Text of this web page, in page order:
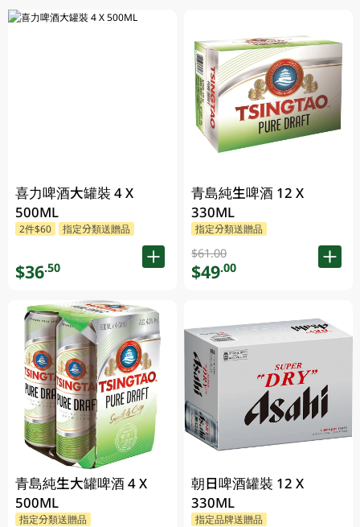
喜力啤酒大罐裝 4 X
500ML
2件$60 指定分類送贈品
$36.50
青島純生大罐啤酒 4 X
500ML
指定分類送贈品
青島純生啤酒 12 X
330ML
指定分類送贈品
$61.00
$49.00
朝日啤酒罐裝 12 X
330ML
指定品牌送贈品